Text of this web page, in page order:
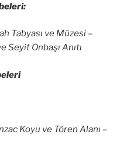
Tabyası ve Müzesi –
Seyit Onbaşı Anıtı
Koyu ve Tören Alanı –